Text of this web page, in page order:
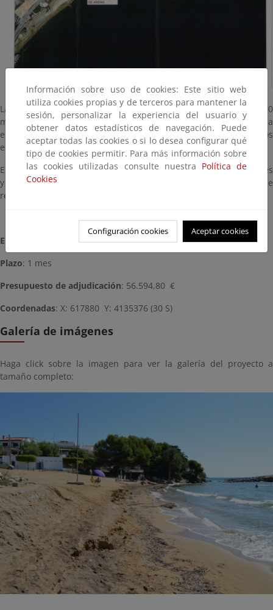
Las obras han consistido básicamente en la aportación de 3.400
m3 de arena procedente de cantera, en la zona de playa situada
entre “El Pichirichi”, en el municipio de San Juan de Los Terreros
en el Término municipal de Pulpí (Almería).
El proyecto ha incluido medidas de protección medioambientales
y Programa de Vigilancia Ambiental, así como la gestión de
residuos.
Estado:
Terminada (Enero, 2018)
Plazo: 1 mes
Presupuesto de adjudicación: 56.594,80 €
Coordenadas: X: 617880 Y: 4135376 (30 S)
Galería de imágenes
Haga click sobre la imagen para ver la galería del proyecto a
tamaño completo:
Información sobre uso de cookies: Este sitio web
utiliza cookies propias y de terceros para mantener la
sesión, personalizar la experiencia del usuario y
obtener datos estadísticos de navegación. Puede
aceptar todas las cookies o si lo desea configurar qué
tipo de cookies permitir. Para más información sobre
las cookies utilizadas consulte nuestra Política de
Cookies
Configuración cookies Aceptar cookies